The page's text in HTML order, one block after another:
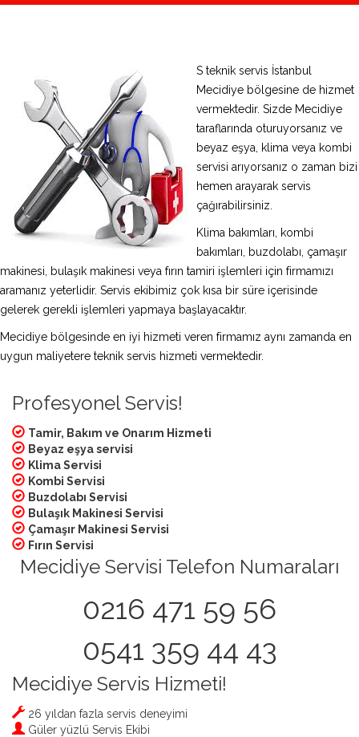
S teknik servis İstanbul
Mecidiye bölgesine de hizmet
vermektedir. Sizde Mecidiye
taraflarında oturuyorsanız ve
beyaz eşya, klima veya kombi
servisi arıyorsanız o zaman bizi
hemen arayarak servis
çağırabilirsiniz.
Klima bakımları, kombi
bakımları, buzdolabı, çamaşır
makinesi, bulaşık makinesi veya fırın tamiri işlemleri için firmamızı
aramanız yeterlidir. Servis ekibimiz çok kısa bir süre içerisinde
gelerek gerekli işlemleri yapmaya başlayacaktır.
Mecidiye bölgesinde en iyi hizmeti veren firmamız aynı zamanda en
uygun maliyetere teknik servis hizmeti vermektedir.
Profesyonel Servis!
Tamir, Bakım ve Onarım Hizmeti
Beyaz eşya servisi
Klima Servisi
Kombi Servisi
Buzdolabı Servisi
Bulaşık Makinesi Servisi
Çamaşır Makinesi Servisi
Fırın Servisi
Mecidiye Servisi Telefon Numaraları
0216 471 59 56
0541 359 44 43
Mecidiye Servis Hizmeti!
26 yıldan fazla servis deneyimi
Güler yüzlü Servis Ekibi